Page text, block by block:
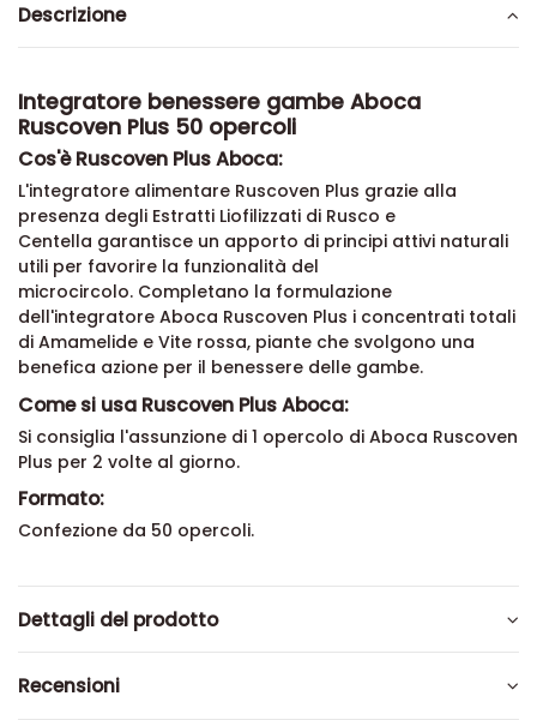
Descrizione
Integratore benessere gambe Aboca
Ruscoven Plus 50 opercoli
Cos'è Ruscoven Plus Aboca:
L'integratore alimentare Ruscoven Plus grazie alla
presenza degli Estratti Liofilizzati di Rusco e
Centella garantisce un apporto di principi attivi naturali
utili per favorire la funzionalità del
microcircolo. Completano la formulazione
dell'integratore Aboca Ruscoven Plus i concentrati totali
di Amamelide e Vite rossa, piante che svolgono una
benefica azione per il benessere delle gambe.
Come si usa Ruscoven Plus Aboca:
Si consiglia l'assunzione di 1 opercolo di Aboca Ruscoven
Plus per 2 volte al giorno.
Formato:
Confezione da 50 opercoli.
Dettagli del prodotto
Recensioni